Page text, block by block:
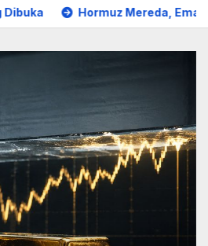
Hormuz Mereda, Emas